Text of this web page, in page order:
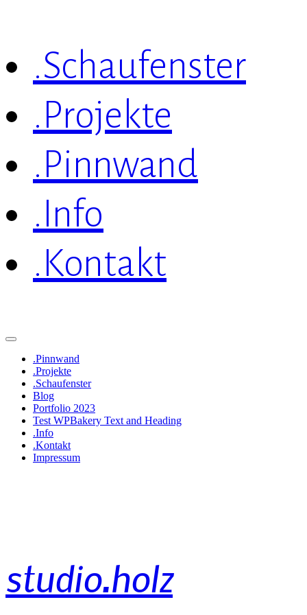
.Schaufenster
.Projekte
.Pinnwand
.Info
.Kontakt
.Pinnwand
.Projekte
.Schaufenster
Blog
Portfolio 2023
Test WPBakery Text and Heading
.Info
.Kontakt
Impressum
studio.holz